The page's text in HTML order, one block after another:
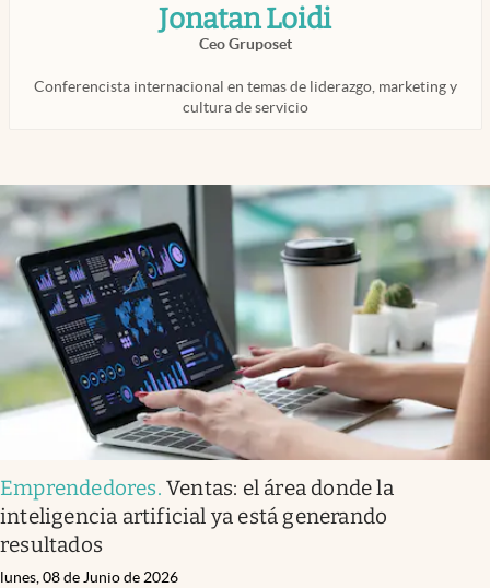
Clima
El Cronista Studio
Mediakit
abre en nueva pestaña
Argentina
Jonatan Loidi
Ceo Gruposet
Conferencista internacional en temas de liderazgo, marketing y
cultura de servicio
Emprendedores.Ventas: el área donde la
inteligencia artificial ya está generando
resultados
lunes, 08 de Junio de 2026